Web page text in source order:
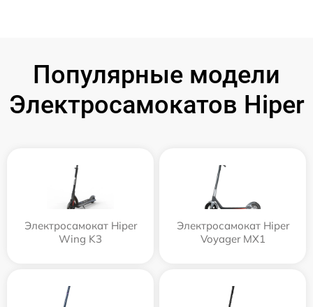
Популярные модели
Электросамокатов Hiper
Электросамокат Hiper
Wing K3
Электросамокат Hiper
Voyager MX1